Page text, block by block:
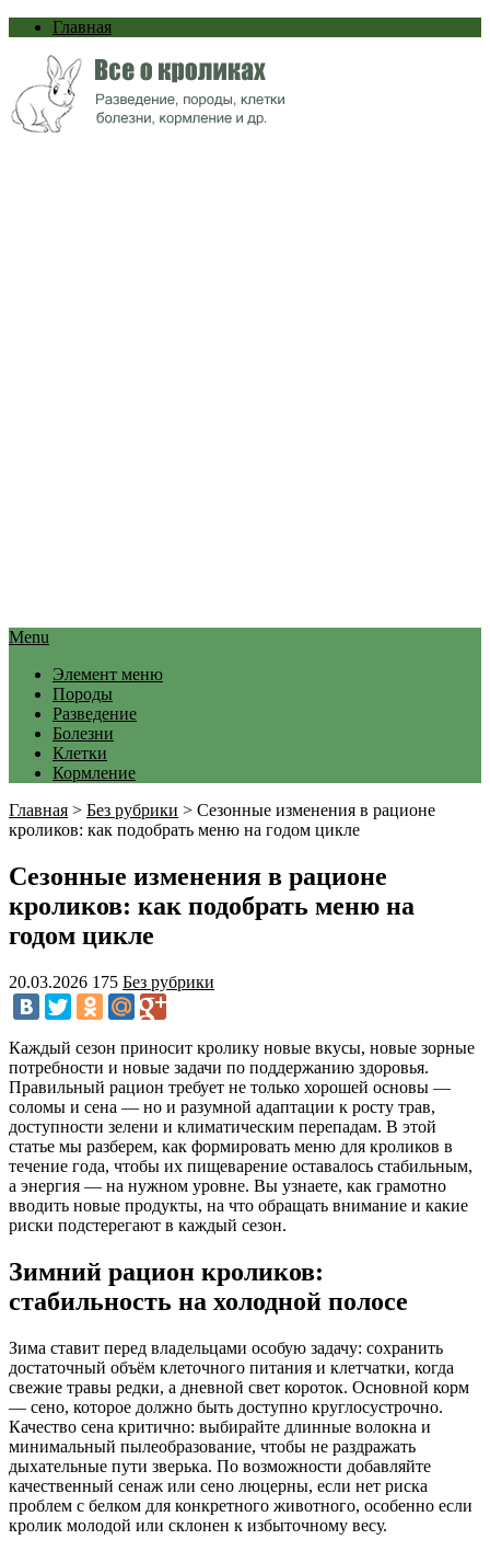
Главная
Menu
Элемент меню
Породы
Разведение
Болезни
Клетки
Кормление
Главная > Без рубрики > Сезонные изменения в рационе
кроликов: как подобрать меню на годом цикле
Сезонные изменения в рационе
кроликов: как подобрать меню на
годом цикле
20.03.2026 175 Без рубрики
Каждый сезон приносит кролику новые вкусы, новые зорные
потребности и новые задачи по поддержанию здоровья.
Правильный рацион требует не только хорошей основы —
соломы и сена — но и разумной адаптации к росту трав,
доступности зелени и климатическим перепадам. В этой
статье мы разберем, как формировать меню для кроликов в
течение года, чтобы их пищеварение оставалось стабильным,
а энергия — на нужном уровне. Вы узнаете, как грамотно
вводить новые продукты, на что обращать внимание и какие
риски подстерегают в каждый сезон.
Зимний рацион кроликов:
стабильность на холодной полосе
Зима ставит перед владельцами особую задачу: сохранить
достаточный объём клеточного питания и клетчатки, когда
свежие травы редки, а дневной свет короток. Основной корм
— сено, которое должно быть доступно круглосустрочно.
Качество сена критично: выбирайте длинные волокна и
минимальный пылеобразование, чтобы не раздражать
дыхательные пути зверька. По возможности добавляйте
качественный сенаж или сено люцерны, если нет риска
проблем с белком для конкретного животного, особенно если
кролик молодой или склонен к избыточному весу.